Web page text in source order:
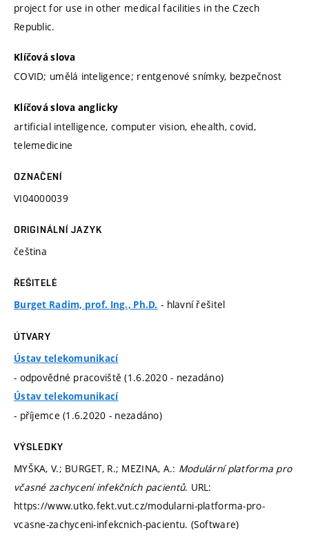
project for use in other medical facilities in the Czech
Republic.
Klíčová slova
COVID; umělá inteligence; rentgenové snímky, bezpečnost
Klíčová slova anglicky
artificial intelligence, computer vision, ehealth, covid,
telemedicine
OZNAČENÍ
VI04000039
ORIGINÁLNÍ JAZYK
čeština
ŘEŠITELÉ
Burget Radim, prof. Ing., Ph.D. - hlavní řešitel
ÚTVARY
Ústav telekomunikací
- odpovědné pracoviště (1.6.2020 - nezadáno)
Ústav telekomunikací
- příjemce (1.6.2020 - nezadáno)
VÝSLEDKY
MYŠKA, V.; BURGET, R.; MEZINA, A.: Modulární platforma pro
včasné zachycení infekčních pacientů. URL:
https://www.utko.fekt.vut.cz/modularni-platforma-pro-
vcasne-zachyceni-infekcnich-pacientu. (Software)